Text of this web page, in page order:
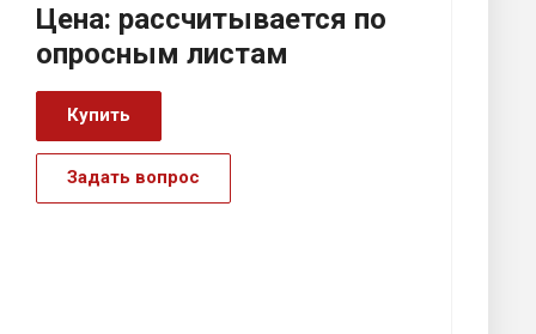
Цена: рассчитывается по
опросным листам
Купить
Задать вопрос